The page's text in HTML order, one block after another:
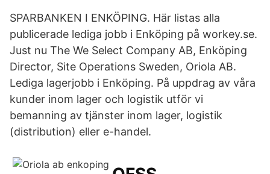
SPARBANKEN I ENKÖPING. Här listas alla
publicerade lediga jobb i Enköping på workey.se.
Just nu The We Select Company AB, Enköping
Director, Site Operations Sweden, Oriola AB.
Lediga lagerjobb i Enköping. På uppdrag av våra
kunder inom lager och logistik utför vi
bemanning av tjänster inom lager, logistik
(distribution) eller e-handel.